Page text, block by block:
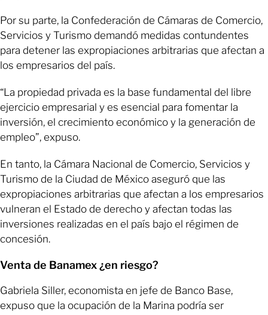
Por su parte, la Confederación de Cámaras de Comercio,
Servicios y Turismo demandó medidas contundentes
para detener las expropiaciones arbitrarias que afectan a
los empresarios del país.
“La propiedad privada es la base fundamental del libre
ejercicio empresarial y es esencial para fomentar la
inversión, el crecimiento económico y la generación de
empleo”, expuso.
En tanto, la Cámara Nacional de Comercio, Servicios y
Turismo de la Ciudad de México aseguró que las
expropiaciones arbitrarias que afectan a los empresarios
vulneran el Estado de derecho y afectan todas las
inversiones realizadas en el país bajo el régimen de
concesión.
Venta de Banamex ¿en riesgo?
Gabriela Siller, economista en jefe de Banco Base,
expuso que la ocupación de la Marina podría ser